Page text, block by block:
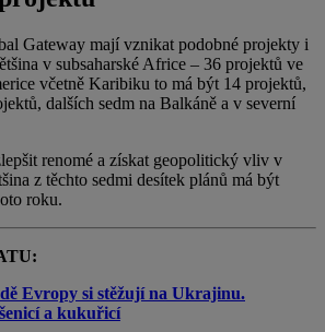
Gateway mají vznikat podobné projekty i
v subsaharské Africe – 36 projektů ve
včetně Karibiku to má být 14 projektů,
dalších sedm na Balkáně a v severní
renomé a získat geopolitický vliv v
z těchto sedmi desítek plánů má být
roku.
Evropy si stěžují na Ukrajinu.
a kukuřicí